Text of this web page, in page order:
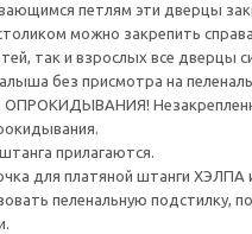
петлям эти дверцы
можно закрепить справа
так и взрослых все
без присмотра на
прилагаются.
для платяной штанги
пеленальную подстилку,